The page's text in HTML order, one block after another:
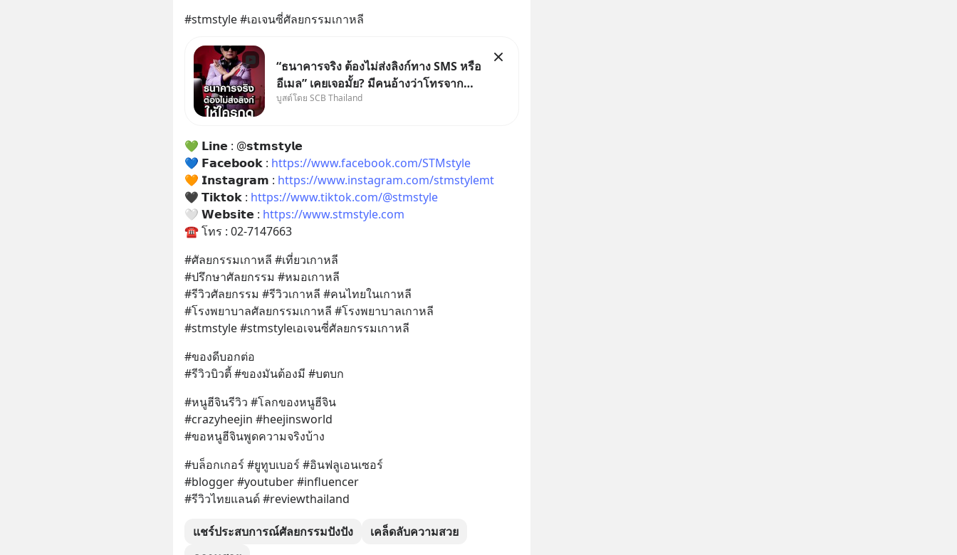
#stmstyle #เอเจนซี่ศัลยกรรมเกาหลี
“ธนาคารจริง ต้องไม่ส่งลิงก์ทาง SMS หรือ
อีเมล” เคยเจอมั้ย? มีคนอ้างว่าโทรจาก
ธนาคาร บอกว่าบัญชีมีปัญหา แล้วให้กด
ลวงในคราบ
บูสต์โดย SCB Thailand
💚 𝗟𝗶𝗻𝗲 : @𝘀𝘁𝗺𝘀𝘁𝘆𝗹𝗲
💙 𝗙𝗮𝗰𝗲𝗯𝗼𝗼𝗸 : https://www.facebook.com/STMstyle
🧡 𝗜𝗻𝘀𝘁𝗮𝗴𝗿𝗮𝗺 : https://www.instagram.com/stmstylemt
🖤 𝗧𝗶𝗸𝘁𝗼𝗸 : https://www.tiktok.com/@stmstyle
🤍 𝗪𝗲𝗯𝘀𝗶𝘁𝗲 : https://www.stmstyle.com
☎️ โทร : 02-7147663
#ศัลยกรรมเกาหลี #เที่ยวเกาหลี
#ปรึกษาศัลยกรรม #หมอเกาหลี
#รีวิวศัลยกรรม #รีวิวเกาหลี #คนไทยในเกาหลี
#โรงพยาบาลศัลยกรรมเกาหลี #โรงพยาบาลเกาหลี
#stmstyle #stmstyleเอเจนซี่ศัลยกรรมเกาหลี
#ของดีบอกต่อ
#รีวิวบิวตี้ #ของมันต้องมี #บตบก
#หนูฮีจินรีวิว #โลกของหนูฮีจิน
#crazyheejin #heejinsworld
#ขอหนูฮีจินพูดความจริงบ้าง
#บล็อกเกอร์ #ยูทูบเบอร์ #อินฟลูเอนเซอร์
#blogger #youtuber #influencer
#รีวิวไทยแลนด์ #reviewthailand
แชร์ประสบการณ์ศัลยกรรมปังปัง
เคล็ดลับความสวย